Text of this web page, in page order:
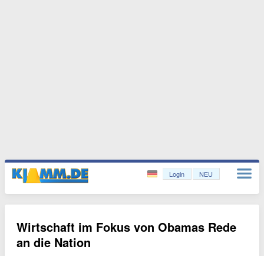
Login NEU
Wirtschaft im Fokus von Obamas Rede
an die Nation